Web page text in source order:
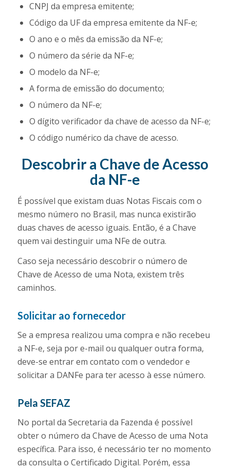
CNPJ da empresa emitente;
Código da UF da empresa emitente da NF-e;
O ano e o mês da emissão da NF-e;
O número da série da NF-e;
O modelo da NF-e;
A forma de emissão do documento;
O número da NF-e;
O dígito verificador da chave de acesso da NF-e;
O código numérico da chave de acesso.
Descobrir a Chave de Acesso
da NF-e
É possível que existam duas Notas Fiscais com o
mesmo número no Brasil, mas nunca existirão
duas chaves de acesso iguais. Então, é a Chave
quem vai destinguir uma NFe de outra.
Caso seja necessário descobrir o número de
Chave de Acesso de uma Nota, existem três
caminhos.
Solicitar ao fornecedor
Se a empresa realizou uma compra e não recebeu
a NF-e, seja por e-mail ou qualquer outra forma,
deve-se entrar em contato com o vendedor e
solicitar a DANFe para ter acesso à esse número.
Pela SEFAZ
No portal da Secretaria da Fazenda é possível
obter o número da Chave de Acesso de uma Nota
específica. Para isso, é necessário ter no momento
da consulta o Certificado Digital. Porém, essa